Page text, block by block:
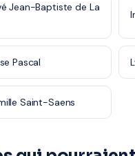
Jean-Baptiste de La
Pascal
Saint-Saens